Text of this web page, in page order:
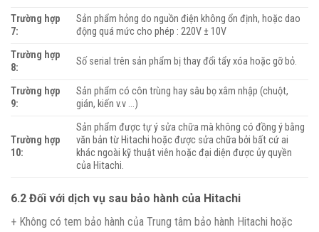
Trường hợp
7:
Sản phẩm hỏng do nguồn điện không ổn định, hoặc dao
động quá mức cho phép : 220V ± 10V
Trường hợp
8:
Số serial trên sản phẩm bị thay đổi tẩy xóa hoặc gỡ bỏ.
Trường hợp
9:
Sản phẩm có côn trùng hay sâu bọ xâm nhập (chuột,
gián, kiến v.v …)
Trường hợp
10:
Sản phẩm được tự ý sửa chữa mà không có đồng ý bằng
văn bản từ Hitachi hoặc được sửa chữa bởi bất cứ ai
khác ngoài kỹ thuật viên hoặc đại diện được ủy quyền
của Hitachi.
6.2 Đối với dịch vụ sau bảo hành của Hitachi
+ Không có tem bảo hành của Trung tâm bảo hành Hitachi hoặc